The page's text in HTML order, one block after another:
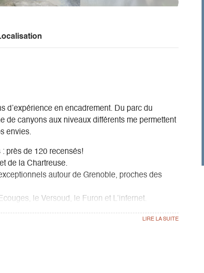
d’expérience en encadrement. Du parc du
de canyons aux niveaux différents me permettent
envies.
: près de 120 recensés!
de la Chartreuse.
autour de Grenoble, proches des
le Versoud, le Furon et L’infernet.